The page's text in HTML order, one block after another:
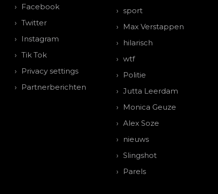
Facebook
Twitter
Instagram
Tik Tok
Privacy settings
Partnerberichten
sport
Max Verstappen
hilarisch
wtf
Politie
Jutta Leerdam
Monica Geuze
Alex Soze
nieuws
Slingshot
Parels